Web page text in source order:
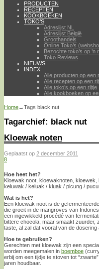
PRODUCTEN
RECEPTEN
KOOKBOEKEN
TOKO’S
Adreslijst NL
Adreslijst België
Groothandels
Online Toko’s
Bezochte toko’s op ’n
Toko Reviews
NIEUWS
INDEX
Alle producten op een
Alle recepten op een
Alle toko’s op een rijtje
Alle kookboeken op
Home→Tags black nut
Tagarchief: black nut
Kloewak noten
Geplaatst op 2 december 2011
8
Hoe heet het?
Kloewak noot, kloewaknoten,
keluwak / keluak / kluak / picung /
Wat is het?
Een kloewak noot is de
die groeit in de mangroves van
een ingewikkeld procédé van
bittere chocola, maar smaakt zuurder,
taste, al zal dat vooral van de dosering
Hoe te gebruiken?
Gerechten met kloewak zijn een
worden meegemalen in boemboe
erbij om een tijdje te stoven tot
jaren houdbaar.